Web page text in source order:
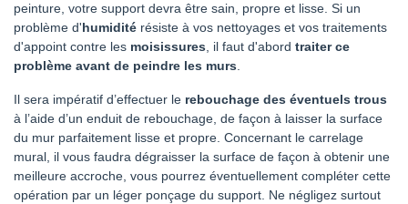
peinture, votre support devra être sain, propre et lisse. Si un
problème d'humidité résiste à vos nettoyages et vos traitements
d'appoint contre les moisissures , il faut d'abord traiter ce
problème avant de peindre les murs
Il sera impératif d’effectuer le rebouchage des éventuels trous
à l’aide d’un enduit de rebouchage, de façon à laisser la surface
du mur parfaitement lisse et propre. Concernant le carrelage
mural, il vous faudra dégraisser la surface de façon à obtenir une
meilleure accroche, vous pourrez éventuellement compléter cette
opération par un léger ponçage du support. Ne négligez surtout